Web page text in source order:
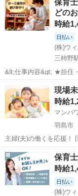
課後等デイサービスの指導員を お
れてます♪ 児童...
保育
どの
時給
日払い
(株)ウ
三柿野
&lt;仕事内容&gt; ★担任
導案などの書類なし 担当クラス： 乳児またはクラスフリー お仕事内
容： ・遊びの見守り、
ク ・ごはん...
各務原市
現場
時給
マンパ
羽島市
主婦(夫)の働くを応援！ [勤務日数]： 週2日~5日
08:00~11:00/09:00~12:00/
地・最寄駅]： 岐阜県羽
岐阜 羽島市 保育
保育
時給
日払い
(株)ウ